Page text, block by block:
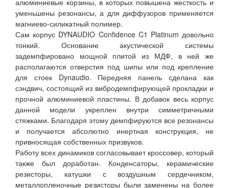
алюминиевые корзины, в которых повышена жесткость и
уменьшены резонансы, а для диффузоров применяется
магниево-силикатный полимер.
Сам корпус DYNAUDIO Confidence C1 Platinum довольно
тонкий. Основание акустической системы
задемпфировано мощной плитой из МДФ, в ней же
располагаются отверстия под шипы или под крепление
для стоек Dynaudio. Передняя панель сделана как
сэндвич, состоящий из вибродемпфирующей прокладки и
прочной алюминиевой пластины. В добавок весь корпус
данной модели укреплен внутри симметричными
стяжками. Благодаря этому демпфируются все резонансы
и получается абсолютно инертная конструкция, не
привносящая собственных призвуков.
Работу всех динамиков согласовывает кроссовер, который
также был доработан. Конденсаторы, керамические
резисторы, катушки с воздушным сердечником,
металлопленочные резисторы были заменены на более